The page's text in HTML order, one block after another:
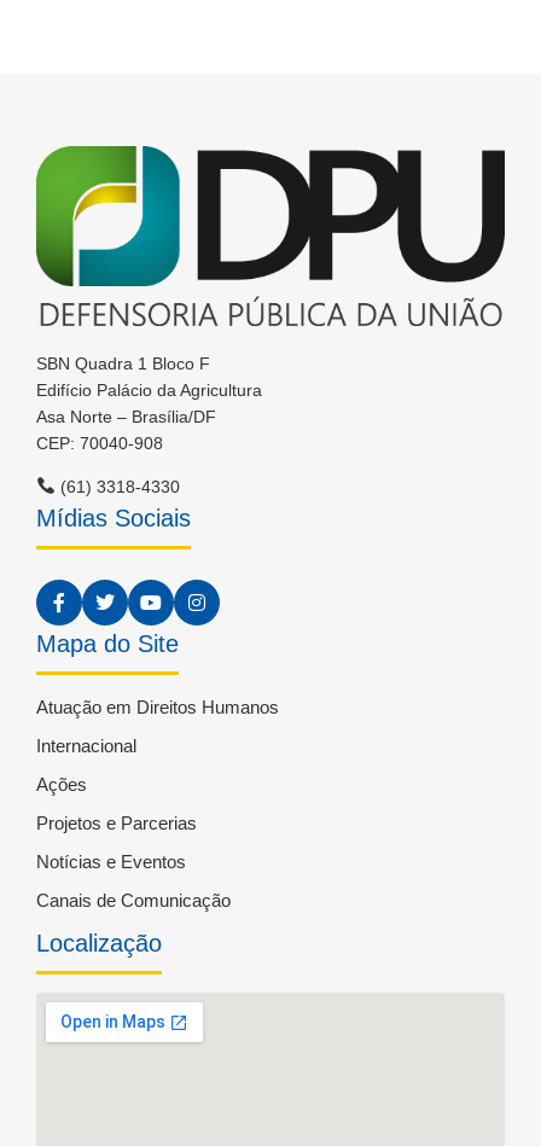
SBN Quadra 1 Bloco F
Edifício Palácio da Agricultura
Asa Norte – Brasília/DF
CEP: 70040-908
(61) 3318-4330
Mídias Sociais
Mapa do Site
Atuação em Direitos Humanos
Internacional
Ações
Projetos e Parcerias
Notícias e Eventos
Canais de Comunicação
Localização